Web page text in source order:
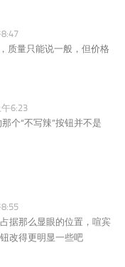
质量只能说一般，但价格
6:23
个“不写辣”按钮并不是
据那么显眼的位置，喧宾
改得更明显一些吧